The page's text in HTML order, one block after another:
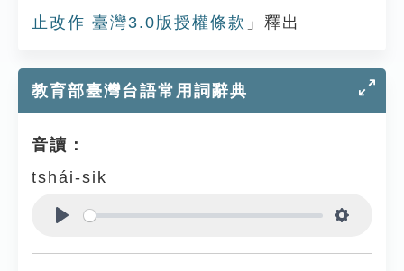
止改作 臺灣3.0版授權條款 」釋出
教育部臺灣台語常用詞辭典
音讀：
tshái-sik